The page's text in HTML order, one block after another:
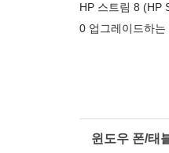
HP 스트림 8 (HP
0 업그레이드하는
윈도우 폰/태